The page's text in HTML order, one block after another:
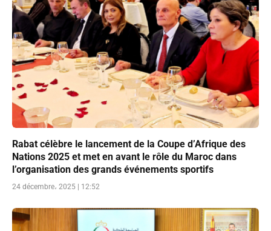
Rabat célèbre le lancement de la Coupe d’Afrique des
Nations 2025 et met en avant le rôle du Maroc dans
l’organisation des grands événements sportifs
24 décembre، 2025 | 12:52